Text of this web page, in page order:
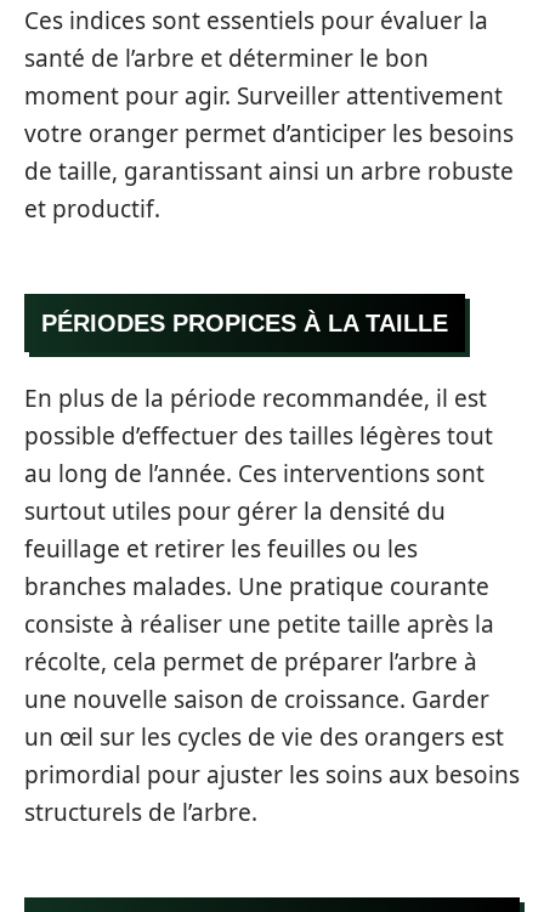
Ces indices sont essentiels pour évaluer la
santé de l’arbre et déterminer le bon
moment pour agir. Surveiller attentivement
votre oranger permet d’anticiper les besoins
de taille, garantissant ainsi un arbre robuste
et productif.
PÉRIODES PROPICES À LA TAILLE
En plus de la période recommandée, il est
possible d’effectuer des tailles légères tout
au long de l’année. Ces interventions sont
surtout utiles pour gérer la densité du
feuillage et retirer les feuilles ou les
branches malades. Une pratique courante
consiste à réaliser une petite taille après la
récolte, cela permet de préparer l’arbre à
une nouvelle saison de croissance. Garder
un œil sur les cycles de vie des orangers est
primordial pour ajuster les soins aux besoins
structurels de l’arbre.